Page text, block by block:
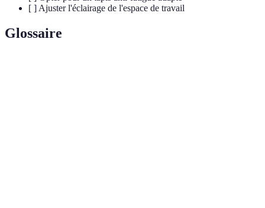
[ ] Ajuster l'éclairage de l'espace de travail
Glossaire